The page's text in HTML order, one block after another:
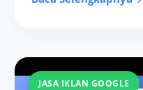
JASA IKLAN GOOGLE